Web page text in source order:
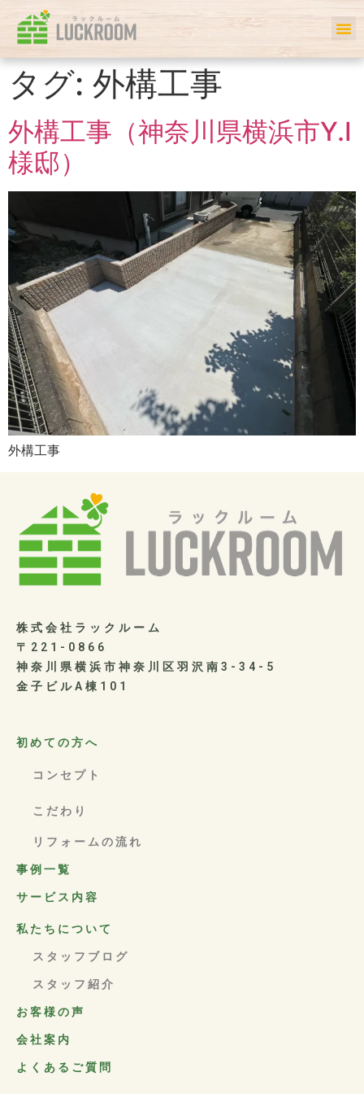
タグ: 外構工事
外構工事（神奈川県横浜市Y.I
様邸）
外構工事
株式会社ラックルーム
〒221-0866
神奈川県横浜市神奈川区羽沢南3-34-5
金子ビルA棟101
初めての方へ
コンセプト
こだわり
リフォームの流れ
事例一覧
サービス内容
私たちについて
スタッフブログ
スタッフ紹介
お客様の声
会社案内
よくあるご質問